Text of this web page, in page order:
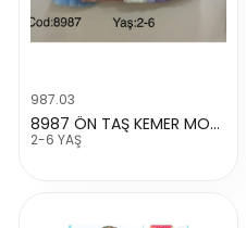
987.03
8987 ÖN TAŞ KEMER MODEL ABIYE
2-6 YAŞ